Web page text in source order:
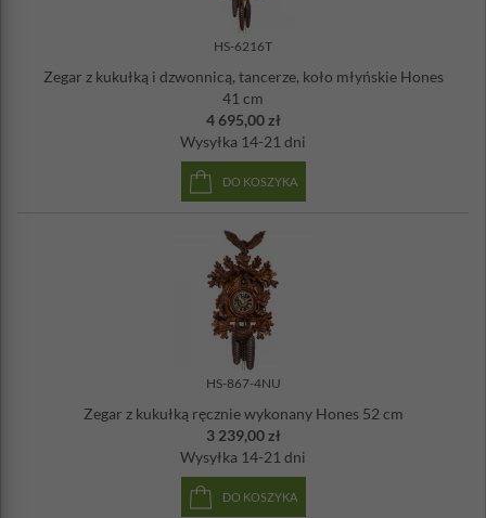
HS-6216T
Zegar z kukułką i dzwonnicą, tancerze, koło młyńskie Hones
41 cm
4 695,00 zł
Wysyłka 14-21 dni
DO KOSZYKA
HS-867-4NU
Zegar z kukułką ręcznie wykonany Hones 52 cm
3 239,00 zł
Wysyłka 14-21 dni
DO KOSZYKA